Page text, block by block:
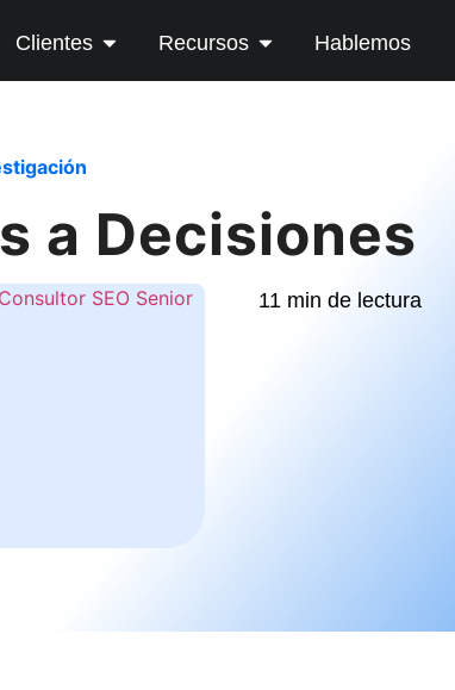
Clientes Recursos Hablemos
a Decisiones
11 min de lectura